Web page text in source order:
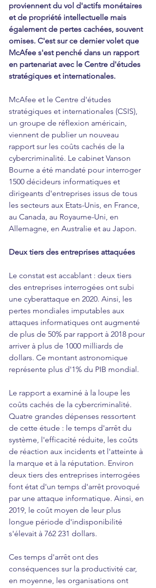
proviennent du vol d'actifs monétaires
et de propriété intellectuelle mais
également de pertes cachées, souvent
omises. C'est sur ce dernier volet que
McAfee s'est penché dans un rapport
en partenariat avec le Centre d'études
stratégiques et internationales.
McAfee et le Centre d'études
stratégiques et internationales (CSIS),
un groupe de réflexion américain,
viennent de publier un nouveau
rapport sur les coûts cachés de la
cybercriminalité. Le cabinet Vanson
Bourne a été mandaté pour interroger
1500 décideurs informatiques et
dirigeants d'entreprises issus de tous
les secteurs aux Etats-Unis, en France,
au Canada, au Royaume-Uni, en
Allemagne, en Australie et au Japon.
Deux tiers des entreprises attaquées
Le constat est accablant : deux tiers
des entreprises interrogées ont subi
une cyberattaque en 2020. Ainsi, les
pertes mondiales imputables aux
attaques informatiques ont augmenté
de plus de 50% par rapport à 2018 pour
arriver à plus de 1000 milliards de
dollars. Ce montant astronomique
représente plus d'1% du PIB mondial.
Le rapport a examiné à la loupe les
coûts cachés de la cybercriminalité.
Quatre grandes dépenses ressortent
de cette étude : le temps d'arrêt du
système, l'efficacité réduite, les coûts
de réaction aux incidents et l'atteinte à
la marque et à la réputation. Environ
deux tiers des entreprises interrogées
font état d'un temps d'arrêt provoqué
par une attaque informatique. Ainsi, en
2019, le coût moyen de leur plus
longue période d'indisponibilité
s'élevait à 762 231 dollars.
Ces temps d'arrêt ont des
conséquences sur la productivité car,
en moyenne, les organisations ont